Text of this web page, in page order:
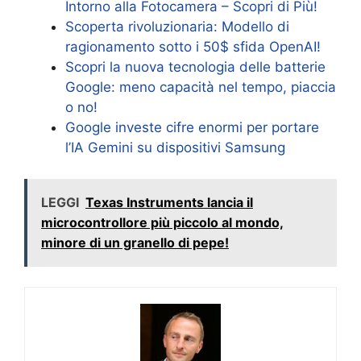
Intorno alla Fotocamera – Scopri di Più!
Scoperta rivoluzionaria: Modello di
ragionamento sotto i 50$ sfida OpenAI!
Scopri la nuova tecnologia delle batterie
Google: meno capacità nel tempo, piaccia
o no!
Google investe cifre enormi per portare
l’IA Gemini su dispositivi Samsung
LEGGI Texas Instruments lancia il
microcontrollore più piccolo al mondo,
minore di un granello di pepe!